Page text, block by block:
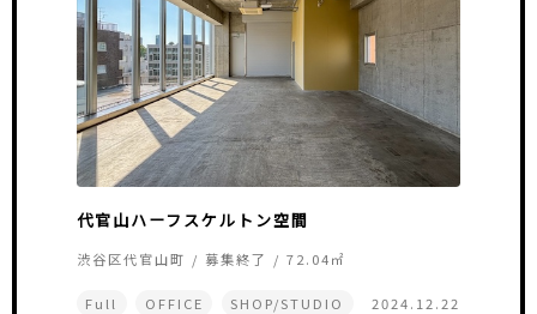
代官山ハーフスケルトン空間
渋谷区代官山町 / 募集終了 / 72.04㎡
Full OFFICE SHOP/STUDIO 2024.12.22